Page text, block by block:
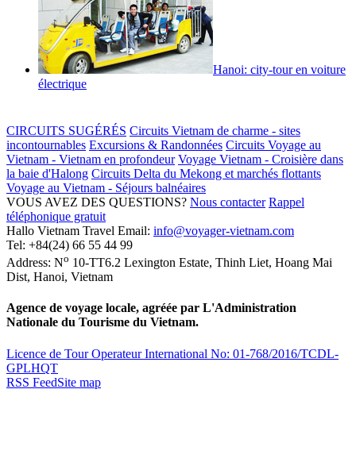
Hanoi: city-tour en voiture
électrique
CIRCUITS SUGÉRÉS Circuits Vietnam de charme - sites
incontournables Excursions & Randonnées Circuits Voyage au
Vietnam - Vietnam en profondeur Voyage Vietnam - Croisière dans
la baie d'Halong Circuits Delta du Mekong et marchés flottants
Voyage au Vietnam - Séjours balnéaires
VOUS AVEZ DES QUESTIONS? Nous contacter Rappel
téléphonique gratuit
Hallo Vietnam Travel Email: info@voyager-vietnam.com
Tel: +84(24) 66 55 44 99
Address: No 10-TT6.2 Lexington Estate, Thinh Liet, Hoang Mai
Dist, Hanoi, Vietnam
Agence de voyage locale, agréée par L'Administration
Nationale du Tourisme du Vietnam.
Licence de Tour Operateur International No: 01-768/2016/TCDL-
GPLHQT
RSS FeedSite map